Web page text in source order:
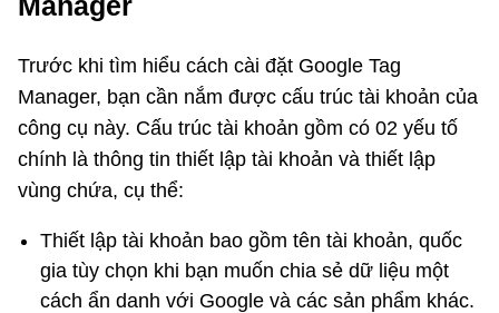
Trước khi tìm hiểu cách cài đặt Google Tag
Manager, bạn cần nắm được cấu trúc tài khoản của
công cụ này. Cấu trúc tài khoản gồm có 02 yếu tố
chính là thông tin thiết lập tài khoản và thiết lập
vùng chứa, cụ thể:
Thiết lập tài khoản bao gồm tên tài khoản, quốc
gia tùy chọn khi bạn muốn chia sẻ dữ liệu một
cách ẩn danh với Google và các sản phẩm khác.